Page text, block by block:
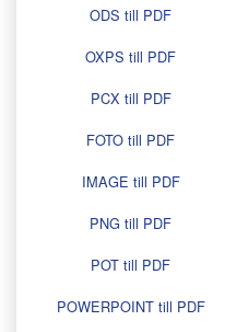
ODS till PDF
OXPS till PDF
PCX till PDF
FOTO till PDF
IMAGE till PDF
PNG till PDF
POT till PDF
POWERPOINT till PDF